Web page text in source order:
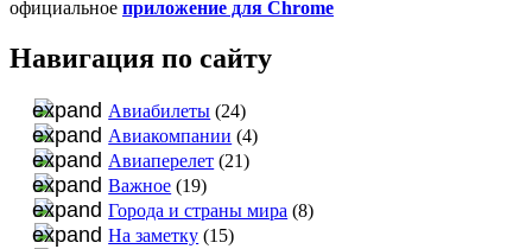
официальное приложение для Chrome
Навигация по сайту
Авиабилеты (24)
Авиакомпании (4)
Авиаперелет (21)
Важное (19)
Города и страны мира (8)
На заметку (15)